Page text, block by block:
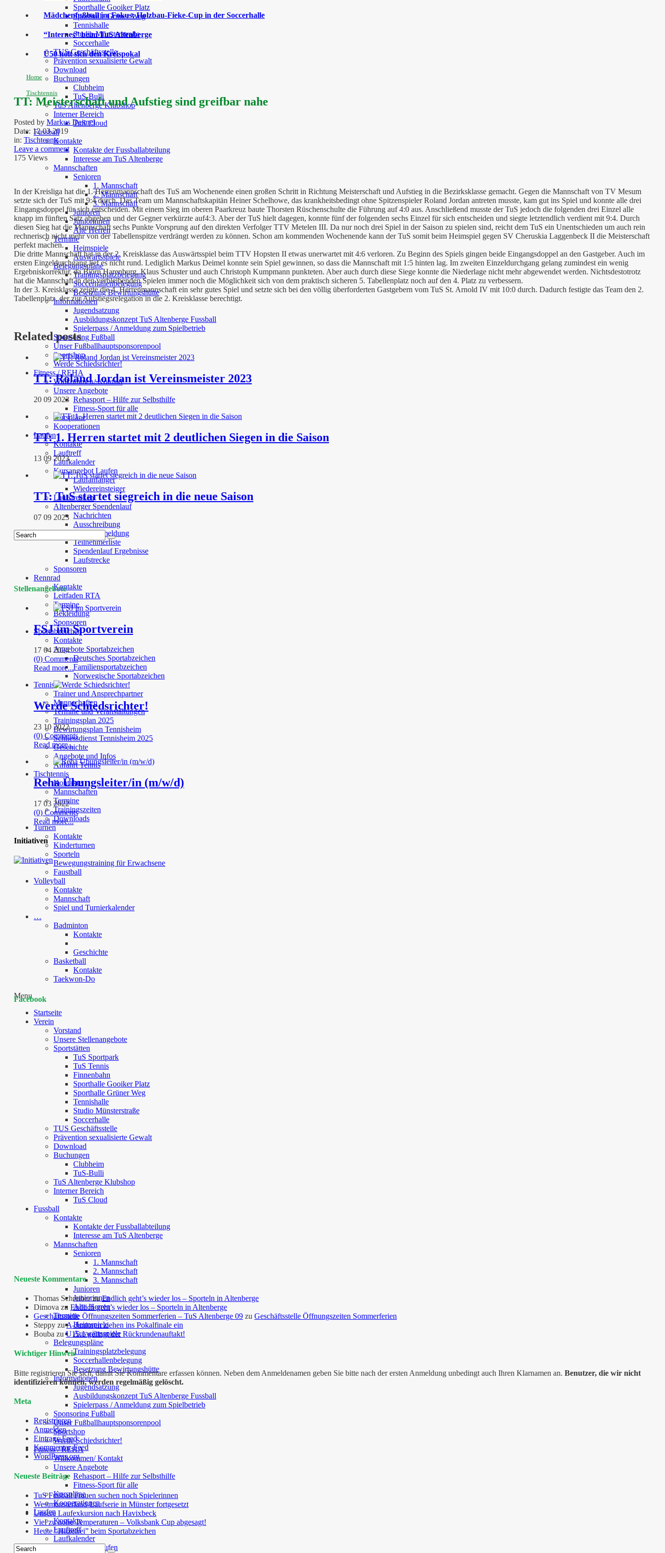
Sporthalle Gooiker Platz
Sporthalle Grüner Weg
Tennishalle
Studio Münsterstraße
Soccerhalle
TUS Geschäftsstelle
Prävention sexualisierte Gewalt
Download
Buchungen
Clubheim
TuS-Bulli
TuS Altenberge Klubshop
Interner Bereich
TuS Cloud
Fussball
Kontakte
Kontakte der Fussballabteilung
Interesse am TuS Altenberge
Mannschaften
Senioren
1. Mannschaft
2. Mannschaft
3. Mannschaft
Junioren
Juniorinnen
Alte Herren
Termine
Heimspiele
Auswärtsspiele
Belegungspläne
Trainingsplatzbelegung
Soccerhallenbelegung
Besetzung Bewirtungshütte
Informationen
Jugendsatzung
Ausbildungskonzept TuS Altenberge Fussball
Spielerpass / Anmeldung zum Spielbetrieb
Sponsoring Fußball
Unser Fußballhauptsponsorenpool
Sportshop
Werde Schiedsrichter!
Fitness / REHA
Willkommen/ Kontakt
Unsere Angebote
Rehasport – Hilfe zur Selbsthilfe
Fitness-Sport für alle
Kurspläne
Kooperationen
Laufen
Kontakte
Lauftreff
Laufkalender
Kursangebot Laufen
Laufanfänger
Wiedereinsteiger
Laufstrecken
Altenberger Spendenlauf
Nachrichten
Ausschreibung
Onlineanmeldung
Teilnehmerliste
Spendenlauf Ergebnisse
Laufstrecke
Sponsoren
Rennrad
Kontakte
Leitfaden RTA
Termine
Bekleidung
Sponsoren
Sportabzeichen
Kontakte
Angebote Sportabzeichen
Deutsches Sportabzeichen
Familiensportabzeichen
Norwegische Sportabzeichen
Tennis
Trainer und Ansprechpartner
Mannschaften
Termine und Veranstaltungen
Trainingsplan 2025
Bewirtungsplan Tennisheim
Schliessdienst Tennisheim 2025
Geschichte
Angebote und Infos
Anfahrt Tennis
Tischtennis
Kontakte
Mannschaften
Termine
Trainingszeiten
Downloads
Turnen
Kontakte
Kinderturnen
Sporteln
Bewegungstraining für Erwachsene
Faustball
Volleyball
Kontakte
Mannschaft
Spiel und Turnierkalender
…
Badminton
Kontakte
Geschichte
Basketball
Kontakte
Taekwon-Do
Menu
Startseite
Verein
Vorstand
Unsere Stellenangebote
Sportstätten
TuS Sportpark
TuS Tennis
Finnenbahn
Sporthalle Gooiker Platz
Sporthalle Grüner Weg
Tennishalle
Studio Münsterstraße
Soccerhalle
TUS Geschäftsstelle
Prävention sexualisierte Gewalt
Download
Buchungen
Clubheim
TuS-Bulli
TuS Altenberge Klubshop
Interner Bereich
TuS Cloud
Fussball
Kontakte
Kontakte der Fussballabteilung
Interesse am TuS Altenberge
Mannschaften
Senioren
1. Mannschaft
2. Mannschaft
3. Mannschaft
Junioren
Juniorinnen
Alte Herren
Termine
Heimspiele
Auswärtsspiele
Belegungspläne
Trainingsplatzbelegung
Soccerhallenbelegung
Besetzung Bewirtungshütte
Informationen
Jugendsatzung
Ausbildungskonzept TuS Altenberge Fussball
Spielerpass / Anmeldung zum Spielbetrieb
Sponsoring Fußball
Unser Fußballhauptsponsorenpool
Sportshop
Werde Schiedsrichter!
Fitness / REHA
Willkommen/ Kontakt
Unsere Angebote
Rehasport – Hilfe zur Selbsthilfe
Fitness-Sport für alle
Kurspläne
Kooperationen
Laufen
Kontakte
Lauftreff
Laufkalender
Kursangebot Laufen
Mädchenfußball im Fokus: Holzbau-Fieke-Cup in der Soccerhalle
“Internes” beim TuS Altenberge
Ü50 holt sich den Kreispokal
Home
Tischtennis
TT: Meisterschaft und Aufstieg sind greifbar nahe
Posted by Markus Deimel
Date: 12 03 2019
in: Tischtennis
Leave a comment
175 Views
In der Kreisliga hat die 1. Herrenmannschaft des TuS am Wochenende einen großen Schritt in Richtung Meisterschaft und Aufstieg in die Bezirksklasse gemacht. Gegen die Mannschaft von TV Mesum
setzte sich der TuS mit 9:4 durch. Das Team um Mannschaftskapitän Heiner Schelhowe, das krankheitsbedingt ohne Spitzenspieler Roland Jordan antreten musste, kam gut ins Spiel und konnte alle drei
Eingangsdoppel für sich entscheiden. Mit einem Sieg im oberen Paarkreuz baute Thorsten Rüschenschulte die Führung auf 4:0 aus. Anschließend musste der TuS jedoch die folgenden drei Einzel alle
knapp im fünften Satz abgeben und der Gegner verkürzte auf4:3. Aber der TuS hielt dagegen, konnte fünf der folgenden sechs Einzel für sich entscheiden und siegte letztendlich verdient mit 9:4. Durch
diesen Sieg hat die Mannschaft sechs Punkte Vorsprung auf den direkten Verfolger TTV Metelen III. Da nur noch drei Spiel in der Saison zu spielen sind, reicht dem TuS ein Unentschieden um auch rein
rechnerisch nicht mehr von der Tabellenspitze verdrängt werden zu können. Schon am kommenden Wochenende kann der TuS somit beim Heimspiel gegen SV Cheruskia Laggenbeck II die Meisterschaft
perfekt machen.
Die dritte Mannschaft hat in der 2. Kreisklasse das Auswärtsspiel beim TTV Hopsten II etwas unerwartet mit 4:6 verloren. Zu Beginn des Spiels gingen beide Eingangsdoppel an den Gastgeber. Auch im
ersten Einzeldurchgang lief es nicht rund. Lediglich Markus Deimel konnte sein Spiel gewinnen, so dass die Mannschaft mit 1:5 hinten lag. Im zweiten Einzeldurchgang gelang zumindest ein wenig
Ergebniskorrektur, da Björn Harenburg, Klaus Schuster und auch Christoph Kumpmann punkteten. Aber auch durch diese Siege konnte die Niederlage nicht mehr abgewendet werden. Nichtsdestotrotz
hat die Mannschaft in den verbleibenden Spielen immer noch die Möglichkeit sich von dem praktisch sicheren 5. Tabellenplatz noch auf den 4. Platz zu verbessern.
In der 3. Kreisklasse zeigte die 4. Herrenmannschaft ein sehr gutes Spiel und setzte sich bei den völlig überforderten Gastgebern vom TuS St. Arnold IV mit 10:0 durch. Dadurch festigte das Team den 2.
Tabellenplatz, der zur Aufstiegsrelegation in die 2. Kreisklasse berechtigt.
Related posts
TT: Roland Jordan ist Vereinsmeister 2023
20 09 2023
TT: 1. Herren startet mit 2 deutlichen Siegen in die Saison
13 09 2023
TT: TuS startet siegreich in die neue Saison
07 09 2023
Stellenangebote
FSJ im Sportverein
17 04 2024
(0) Comments
Read more...
Werde Schiedsrichter!
23 10 2022
(0) Comments
Read more...
Reha Übungsleiter/in (m/w/d)
17 03 2022
(0) Comments
Read more...
Initiativen
Facebook
Neueste Kommentare
Thomas SchreiberzuEndlich geht’s wieder los – Sporteln in Altenberge
Dimova zu Endlich geht’s wieder los – Sporteln in Altenberge
Geschäftsstelle Öffnungszeiten Sommerferien – TuS Altenberge 09 zu Geschäftsstelle Öffnungszeiten Sommerferien
Steppy zuA-Junioren ziehen ins Pokalfinale ein
Bouba zuU15.1 gelingt der Rückrundenauftakt!
Wichtiger Hinweis
Bitte registrieren Sie sich, damit Sie Kommentare erfassen können. Neben dem Anmeldenamen geben Sie bitte nach der ersten Anmeldung unbedingt auch Ihren Klarnamen an. Benutzer, die wir nicht
identifizieren können, werden regelmäßig gelöscht.
Meta
Registrieren
Anmelden
Eintrags-Feed
Kommentar-Feed
WordPress.org
Neueste Beiträge
TuS Fußball Frauen suchen noch Spielerinnen
Westmünsterland-Laufserie in Münster fortgesetzt
Unsere Laufexkursion nach Havixbeck
Viel zu hohe Temperaturen – Volksbank Cup abgesagt!
Heute “Hitzefrei” beim Sportabzeichen